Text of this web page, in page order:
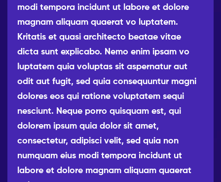
modi tempora incidunt ut labore et dolore
magnam aliquam quaerat vo luptatem.
Kritatis et quasi architecto beatae vitae
dicta sunt explicabo. Nemo enim ipsam vo
luptatem quia voluptas sit aspernatur aut
odit aut fugit, sed quia consequuntur magni
dolores eos qui ratione voluptatem sequi
nesciunt. Neque porro quisquam est, qui
dolorem ipsum quia dolor sit amet,
consectetur, adipisci velit, sed quia non
numquam eius modi tempora incidunt ut
labore et dolore magnam aliquam quaerat